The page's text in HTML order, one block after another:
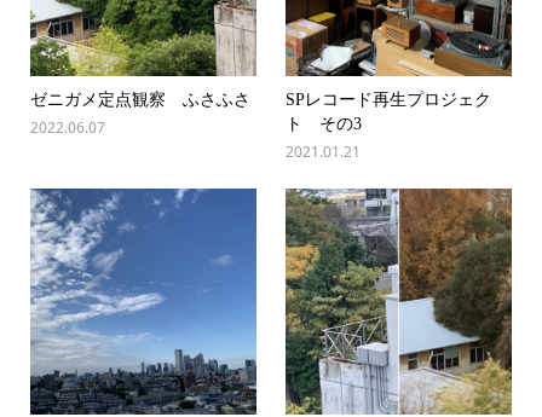
ゼニガメ定点観察 ふさふさ
2022.06.07
SPレコード再生プロジェク
ト その3
2021.01.21